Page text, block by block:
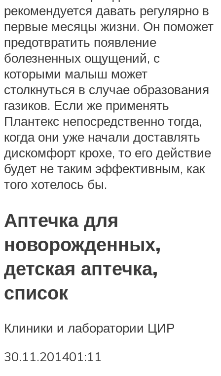
рекомендуется давать регулярно в
первые месяцы жизни. Он поможет
предотвратить появление
болезненных ощущений, с
которыми малыш может
столкнуться в случае образования
газиков. Если же применять
Плантекс непосредственно тогда,
когда они уже начали доставлять
дискомфорт крохе, то его действие
будет не таким эффективным, как
того хотелось бы.
Аптечка для
новорожденных,
детская аптечка,
список
Клиники и лаборатории ЦИР
30.11.201401:11